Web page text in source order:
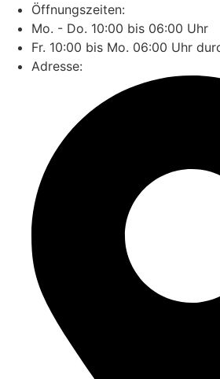
Öffnungszeiten:
Mo. - Do. 10:00 bis 06:00 Uhr
Fr. 10:00 bis Mo. 06:00 Uhr
Adresse: